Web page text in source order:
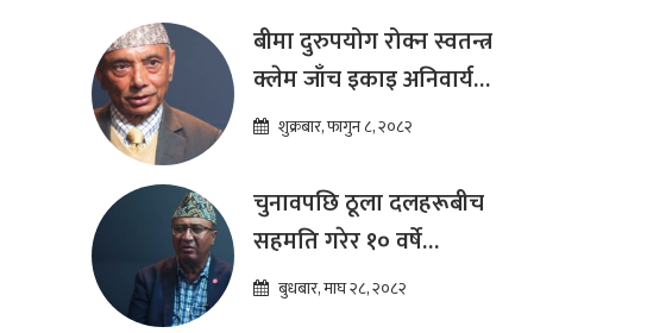
बीमा दुरुपयोग रोक्न स्वतन्त्र
क्लेम जाँच इकाइ अनिवार्य
:डा. शम्भुप्रसाद आचार्य
शुक्रबार, फागुन ८, २०८२
चुनावपछि ठूला दलहरूबीच
सहमति गरेर १० वर्षे
दीर्घकालीन आर्थिक सुधार
बुधबार, माघ २८, २०८२